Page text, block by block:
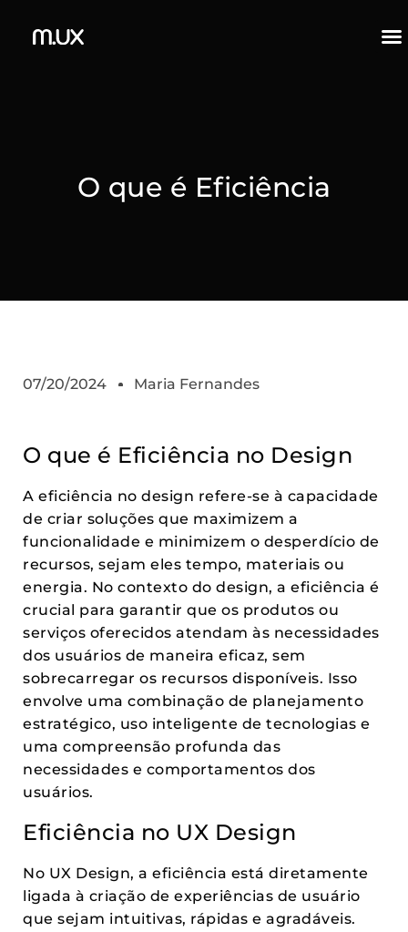
O que é Eficiência
07/20/2024 Maria Fernandes
O que é Eficiência no Design
A eficiência no design refere-se à capacidade
de criar soluções que maximizem a
funcionalidade e minimizem o desperdício de
recursos, sejam eles tempo, materiais ou
energia. No contexto do design, a eficiência é
crucial para garantir que os produtos ou
serviços oferecidos atendam às necessidades
dos usuários de maneira eficaz, sem
sobrecarregar os recursos disponíveis. Isso
envolve uma combinação de planejamento
estratégico, uso inteligente de tecnologias e
uma compreensão profunda das
necessidades e comportamentos dos
usuários.
Eficiência no UX Design
No UX Design, a eficiência está diretamente
ligada à criação de experiências de usuário
que sejam intuitivas, rápidas e agradáveis.